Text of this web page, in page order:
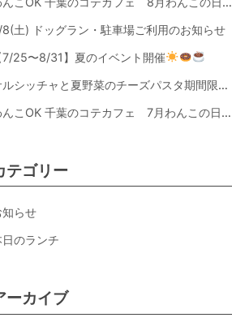
>>
土) ドッグラン・駐車場ご利用のお知らせ
7/25〜8/31】夏のイベント開催
サルシッチャと夏野菜のチーズパスタ期間限定新メニュー登場！
わんこOK 千葉のコテカフェ 7月わんこの日 白身魚とカラフルやさいのオムレツ
テゴリー
知らせ
日のランチ
ーカイブ